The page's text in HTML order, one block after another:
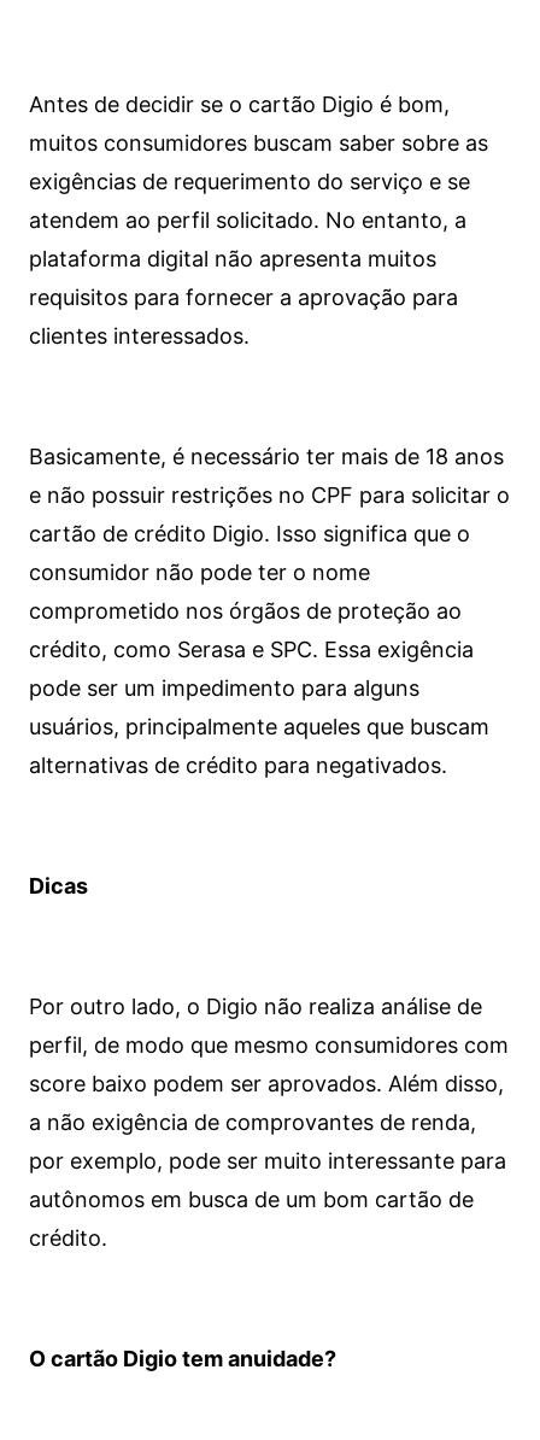
Antes de decidir se o cartão Digio é bom,
muitos consumidores buscam saber sobre as
exigências de requerimento do serviço e se
atendem ao perfil solicitado. No entanto, a
plataforma digital não apresenta muitos
requisitos para fornecer a aprovação para
clientes interessados.
Basicamente, é necessário ter mais de 18 anos
e não possuir restrições no CPF para solicitar o
cartão de crédito Digio. Isso significa que o
consumidor não pode ter o nome
comprometido nos órgãos de proteção ao
crédito, como Serasa e SPC. Essa exigência
pode ser um impedimento para alguns
usuários, principalmente aqueles que buscam
alternativas de crédito para negativados.
Dicas
Por outro lado, o Digio não realiza análise de
perfil, de modo que mesmo consumidores com
score baixo podem ser aprovados. Além disso,
a não exigência de comprovantes de renda,
por exemplo, pode ser muito interessante para
autônomos em busca de um bom cartão de
crédito.
O cartão Digio tem anuidade?